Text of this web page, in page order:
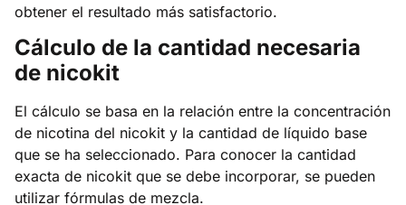
obtener el resultado más satisfactorio.
Cálculo de la cantidad necesaria
de nicokit
El cálculo se basa en la relación entre la concentración
de nicotina del nicokit y la cantidad de líquido base
que se ha seleccionado. Para conocer la cantidad
exacta de nicokit que se debe incorporar, se pueden
utilizar fórmulas de mezcla.